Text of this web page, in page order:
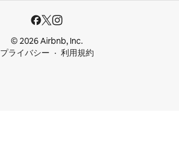
© 2026 Airbnb, Inc.
プライバシー
利用規約